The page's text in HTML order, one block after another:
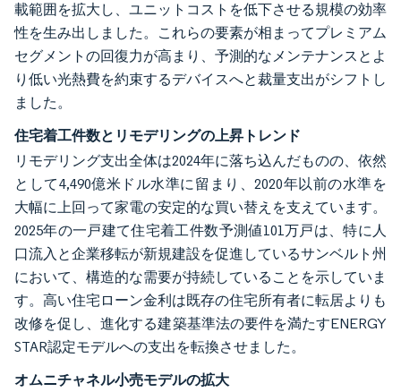
載範囲を拡大し、ユニットコストを低下させる規模の効率
性を生み出しました。これらの要素が相まってプレミアム
セグメントの回復力が高まり、予測的なメンテナンスとよ
り低い光熱費を約束するデバイスへと裁量支出がシフトし
ました。
住宅着工件数とリモデリングの上昇トレンド
リモデリング支出全体は2024年に落ち込んだものの、依然
として4,490億米ドル水準に留まり、2020年以前の水準を
大幅に上回って家電の安定的な買い替えを支えています。
2025年の一戸建て住宅着工件数予測値101万戸は、特に人
口流入と企業移転が新規建設を促進しているサンベルト州
において、構造的な需要が持続していることを示していま
す。高い住宅ローン金利は既存の住宅所有者に転居よりも
改修を促し、進化する建築基準法の要件を満たすENERGY
STAR認定モデルへの支出を転換させました。
オムニチャネル小売モデルの拡大